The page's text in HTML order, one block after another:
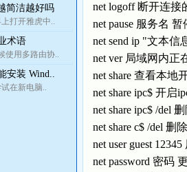
简洁越好吗
打开雅虎中..
术语
使用多路由协..
安装 Wind..
在新电脑..
net logoff 断开连接
net pause 服务名
net send ip "文本
net ver 局域网内
net share 查看本地
net share ipc$ 开启
net share ipc$ /del
net share c$ /del 删
net user guest
net password 密码